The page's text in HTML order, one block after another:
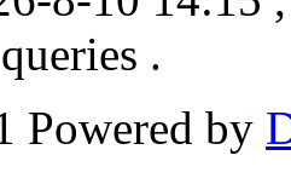
.
Powered by